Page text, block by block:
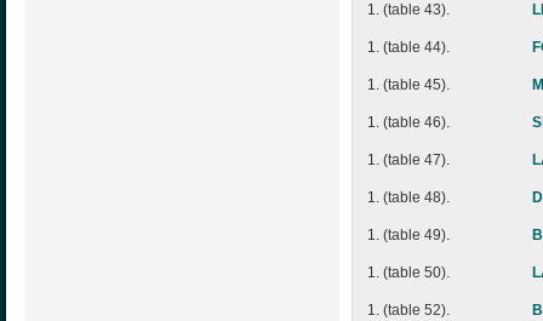
1. (table 43).
1. (table 44).
1. (table 45).
1. (table 46).
1. (table 47).
1. (table 48).
1. (table 49).
1. (table 50).
1. (table 52).